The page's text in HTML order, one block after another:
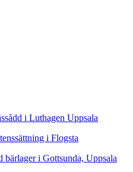
i Luthagen Uppsala
i Flogsta
bärlager i Gottsunda, Uppsala